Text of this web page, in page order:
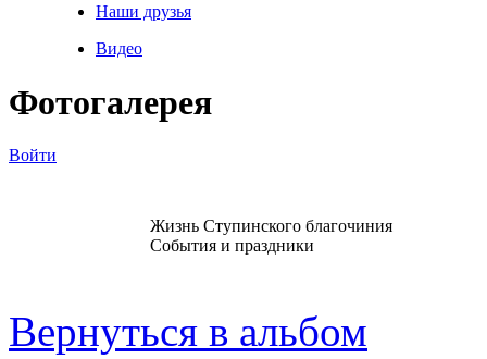
Наши друзья
Видео
Фотогалерея
Войти
Жизнь Ступинского благочиния
События и праздники
Вернуться в альбом